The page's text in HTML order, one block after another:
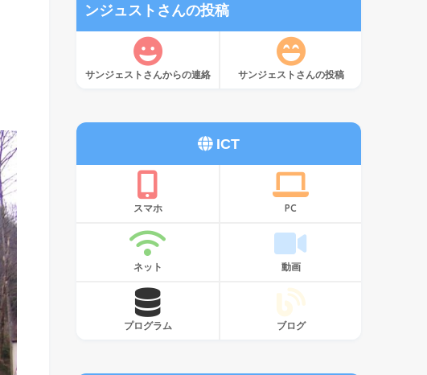
ンジュストさんの投稿
サンジェストさんからの連絡 サンジェストさんの投稿
ICT
スマホ PC
ネット 動画
プログラム ブログ